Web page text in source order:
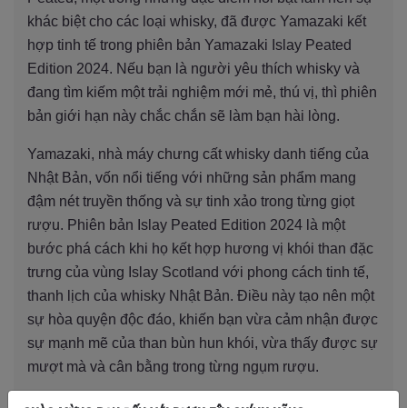
khác biệt cho các loại whisky, đã được Yamazaki kết
hợp tinh tế trong phiên bản Yamazaki Islay Peated
Edition 2024. Nếu bạn là người yêu thích whisky và
đang tìm kiếm một trải nghiệm mới mẻ, thú vị, thì phiên
bản giới hạn này chắc chắn sẽ làm bạn hài lòng.
Yamazaki, nhà máy chưng cất whisky danh tiếng của
Nhật Bản, vốn nổi tiếng với những sản phẩm mang
đậm nét truyền thống và sự tinh xảo trong từng giọt
rượu. Phiên bản Islay Peated Edition 2024 là một
bước phá cách khi họ kết hợp hương vị khói than đặc
trưng của vùng Islay Scotland với phong cách tinh tế,
thanh lịch của whisky Nhật Bản. Điều này tạo nên một
sự hòa quyện độc đáo, khiến bạn vừa cảm nhận được
sự mạnh mẽ của than bùn hun khói, vừa thấy được sự
mượt mà và cân bằng trong từng ngụm rượu.
Khi thưởng thức Yamazaki Islay Peated Edition 2024,